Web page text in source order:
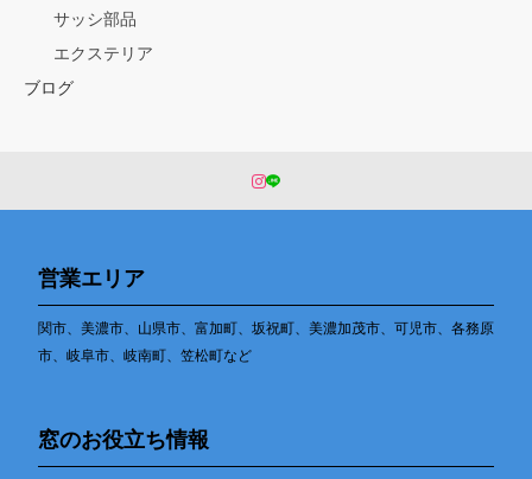
サッシ部品
エクステリア
ブログ
営業エリア
関市、美濃市、山県市、富加町、坂祝町、美濃加茂市、可児市、各務原
市、岐阜市、岐南町、笠松町など
窓のお役立ち情報